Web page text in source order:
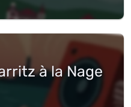
à la Nage